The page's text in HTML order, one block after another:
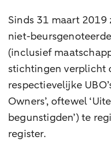
Sinds 31 maart
niet-
(inclusief
stichtingen verplicht
respectievelijke
Owners’, oftewel
begunstigden’) te
register.